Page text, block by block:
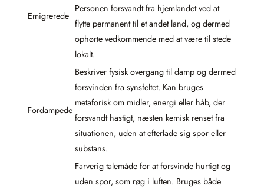
Emigrerede
Personen forsvandt fra hjemlandet ved at
flytte permanent til et andet land, og dermed
ophørte vedkommende med at være til stede
lokalt.
Fordampede
Beskriver fysisk overgang til damp og dermed
forsvinden fra synsfeltet. Kan bruges
metaforisk om midler, energi eller håb, der
forsvandt hastigt, næsten kemisk renset fra
situationen, uden at efterlade sig spor eller
substans.
Farverig talemåde for at forsvinde hurtigt og
uden spor, som røg i luften. Bruges både